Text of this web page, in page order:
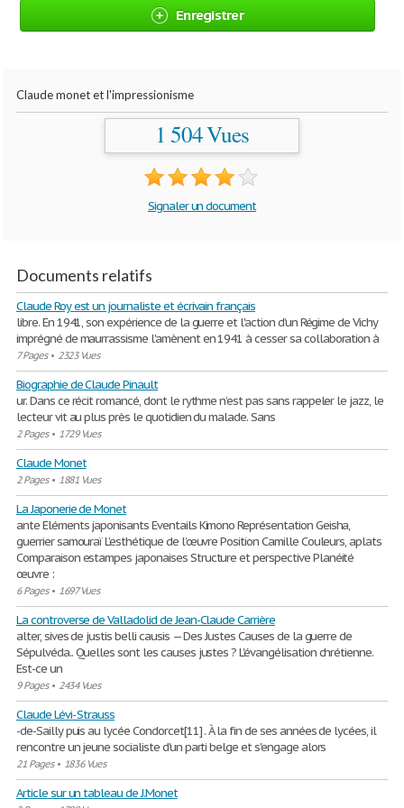
Enregistrer
Claude monet et l'impressionisme
1 504 Vues
Signaler un document
Documents relatifs
Claude Roy est un journaliste et écrivain français
libre. En 1941, son expérience de la guerre et l'action d’un Régime de Vichy
imprégné de maurrassisme l'amènent en 1941 à cesser sa collaboration à
7 Pages• 2323 Vues
Biographie de Claude Pinault
ur. Dans ce récit romancé, dont le rythme n’est pas sans rappeler le jazz, le
lecteur vit au plus près le quotidien du malade. Sans
2 Pages• 1729 Vues
Claude Monet
2 Pages• 1881 Vues
La Japonerie de Monet
ante Eléments japonisants Eventails Kimono Représentation Geisha,
guerrier samouraï L’esthétique de l’œuvre Position Camille Couleurs, aplats
Comparaison estampes japonaises Structure et perspective Planéité
œuvre :
6 Pages• 1697 Vues
La controverse de Valladolid de Jean-Claude Carrière
alter, sives de justis belli causis — Des Justes Causes de la guerre de
Sépulvéda.. Quelles sont les causes justes ? L'évangélisation chrétienne.
Est-ce un
9 Pages• 2434 Vues
Claude Lévi- Strauss
-de-Sailly puis au lycée Condorcet[11] . À la fin de ses années de lycées, il
rencontre un jeune socialiste d'un parti belge et s'engage alors
21 Pages• 1836 Vues
Article sur un tableau de J.Monet